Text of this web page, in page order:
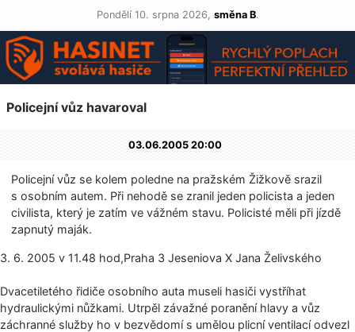
Pondělí 10. srpna 2026, směna B.
Policejní vůz havaroval
03.06.2005 20:00
Policejní vůz se kolem poledne na pražském Žižkově srazil
s osobním autem. Při nehodě se zranil jeden policista a jeden
civilista, který je zatím ve vážném stavu. Policisté měli při jízdě
zapnutý maják.
3. 6. 2005 v 11.48 hod,Praha 3 Jeseniova X Jana Želivského
Dvacetiletého řidiče osobního auta museli hasiči vystříhat
hydraulickými nůžkami. Utrpěl závažné poranění hlavy a vůz
záchranné služby ho v bezvědomí s umělou plicní ventilací odvezl